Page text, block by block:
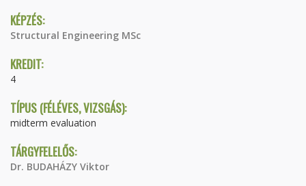
KÉPZÉS:
Structural Engineering MSc
KREDIT:
4
TÍPUS (FÉLÉVES, VIZSGÁS):
midterm evaluation
TÁRGYFELELŐS:
Dr. BUDAHÁZY Viktor